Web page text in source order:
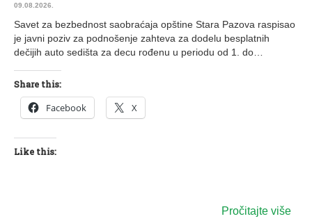
09.08.2026.
Savet za bezbednost saobraćaja opštine Stara Pazova raspisao
je javni poziv za podnošenje zahteva za dodelu besplatnih
dečijih auto sedišta za decu rođenu u periodu od 1. do…
Share this:
Facebook X
Like this:
Pročitajte više